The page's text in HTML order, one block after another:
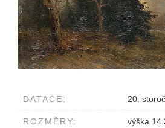
DATACE: 20.
ROZMĚRY: výška